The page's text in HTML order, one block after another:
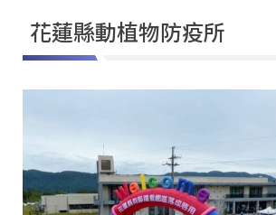
花蓮縣動植物防疫所